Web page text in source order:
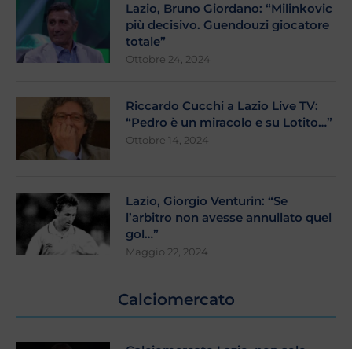
Lazio, Bruno Giordano: “Milinkovic
più decisivo. Guendouzi giocatore
totale”
Ottobre 24, 2024
Riccardo Cucchi a Lazio Live TV:
“Pedro è un miracolo e su Lotito…”
Ottobre 14, 2024
Lazio, Giorgio Venturin: “Se
l’arbitro non avesse annullato quel
gol…”
Maggio 22, 2024
Calciomercato